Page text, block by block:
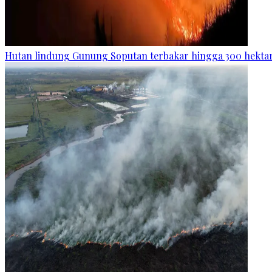
Hutan lindung Gunung Soputan terbakar hingga 300